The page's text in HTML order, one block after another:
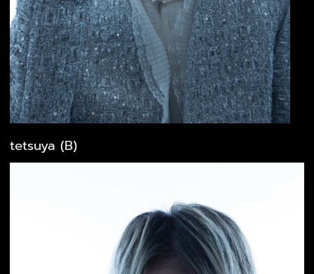
tetsuya (B)